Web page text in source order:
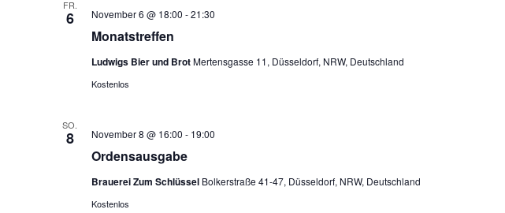
FR.
6
Monatstreffen
November 6 @ 18:00 -21:30
Ludwigs Bier und BrotMertensgasse 11, Düsseldorf, NRW, Deutschland
Kostenlos
SO.
8
Ordensausgabe
November 8 @ 16:00 - 19:00
Brauerei Zum Schlüssel Bolkerstraße 41-47, Düsseldorf, NRW, Deutschland
Kostenlos